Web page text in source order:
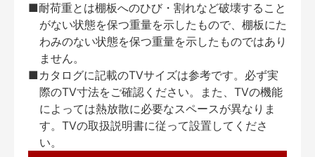
■耐荷重とは棚板へのひび・割れなど破壊すること
がない状態を保つ重量を示したもので、棚板にた
わみのない状態を保つ重量を示したものではあり
ません。
■カタログに記載のTVサイズは参考です。必ず実
際のTV寸法をご確認ください。また、TVの機能
によっては熱放散に必要なスペースが異なりま
す。TVの取扱説明書に従って設置してくださ
い。